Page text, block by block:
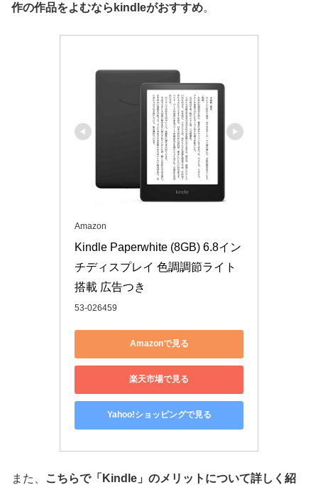
作の作品をよむならkindleがおすすめ。
Amazon
Kindle Paperwhite (8GB) 6.8イン
チディスプレイ 色調調節ライト
搭載 広告つき
53-026459
Amazonで見る
楽天市場で見る
Yahoo!ショッピングで見る
また、
こちらで「Kindle」のメリットについて詳しく紹